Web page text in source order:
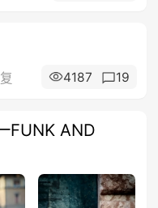
4187 19
FUNK AND